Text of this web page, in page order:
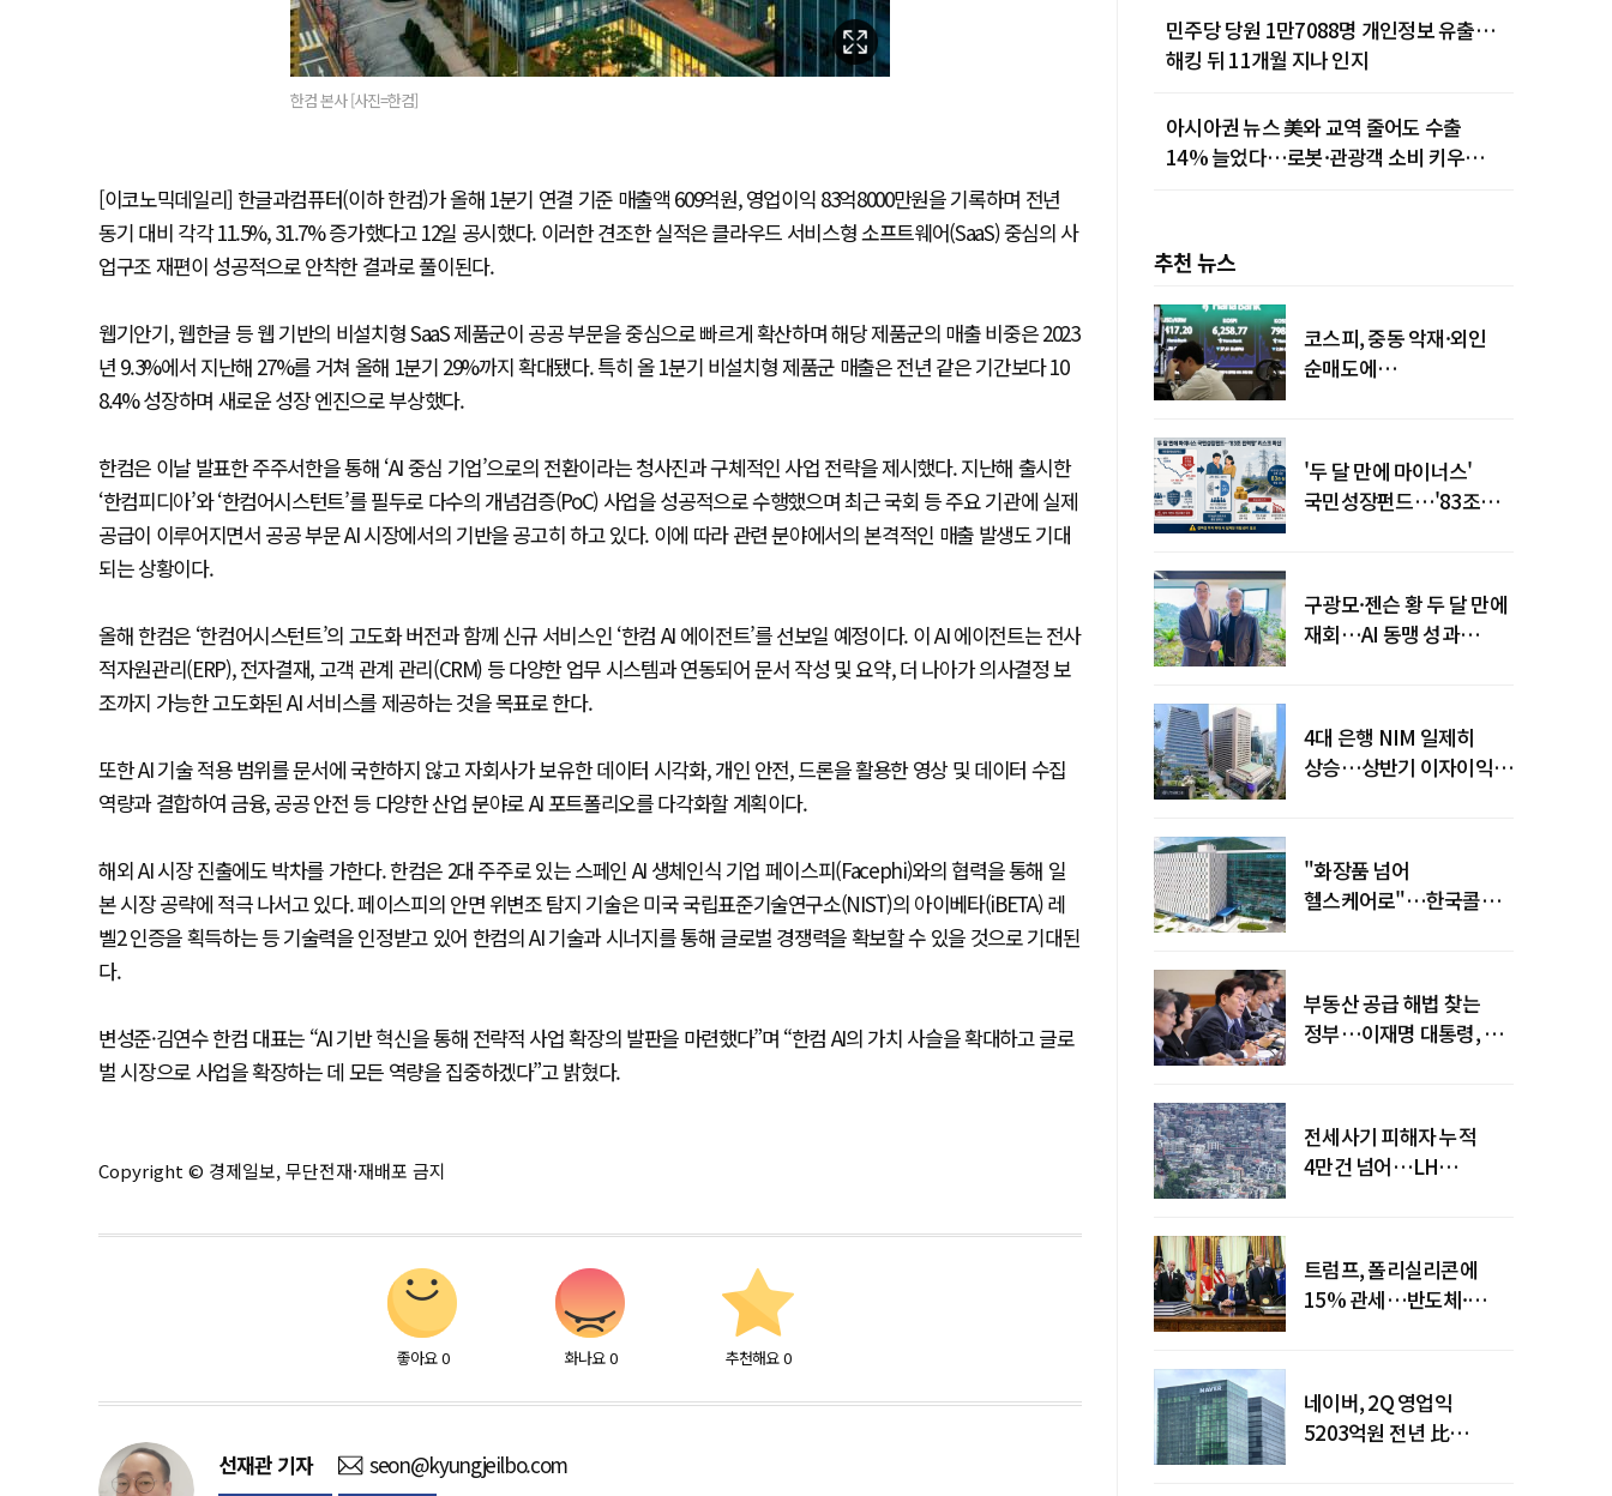
한컴 본사 [사진=한컴]
[이코노믹데일리] 한글과컴퓨터(이하 한컴)가 올해 1분기 연결 기준 매출액 609억원, 영업이익 83억8000만원을 기록하며 전년
동기 대비 각각 11.5%, 31.7% 증가했다고 12일 공시했다. 이러한 견조한 실적은 클라우드 서비스형 소프트웨어(SaaS) 중심의 사
업구조 재편이 성공적으로 안착한 결과로 풀이된다.
웹기안기, 웹한글 등 웹 기반의 비설치형 SaaS 제품군이 공공 부문을 중심으로 빠르게 확산하며 해당 제품군의 매출 비중은 2023
년 9.3%에서 지난해 27%를 거쳐 올해 1분기 29%까지 확대됐다. 특히 올 1분기 비설치형 제품군 매출은 전년 같은 기간보다 10
8.4% 성장하며 새로운 성장 엔진으로 부상했다.
한컴은 이날 발표한 주주서한을 통해 ‘AI 중심 기업’으로의 전환이라는 청사진과 구체적인 사업 전략을 제시했다. 지난해 출시한
‘한컴피디아’와 ‘한컴어시스턴트’를 필두로 다수의 개념검증(PoC) 사업을 성공적으로 수행했으며 최근 국회 등 주요 기관에 실제
공급이 이루어지면서 공공 부문 AI 시장에서의 기반을 공고히 하고 있다. 이에 따라 관련 분야에서의 본격적인 매출 발생도 기대
되는 상황이다.
올해 한컴은 ‘한컴어시스턴트’의 고도화 버전과 함께 신규 서비스인 ‘한컴 AI 에이전트’를 선보일 예정이다. 이 AI 에이전트는 전사
적자원관리(ERP), 전자결재, 고객 관계 관리(CRM) 등 다양한 업무 시스템과 연동되어 문서 작성 및 요약, 더 나아가 의사결정 보
조까지 가능한 고도화된 AI 서비스를 제공하는 것을 목표로 한다.
또한 AI 기술 적용 범위를 문서에 국한하지 않고 자회사가 보유한 데이터 시각화, 개인 안전, 드론을 활용한 영상 및 데이터 수집
역량과 결합하여 금융, 공공 안전 등 다양한 산업 분야로 AI 포트폴리오를 다각화할 계획이다.
해외 AI 시장 진출에도 박차를 가한다. 한컴은 2대 주주로 있는 스페인 AI 생체인식 기업 페이스피(Facephi)와의 협력을 통해 일
본 시장 공략에 적극 나서고 있다. 페이스피의 안면 위변조 탐지 기술은 미국 국립표준기술연구소(NIST)의 아이베타(iBETA) 레
벨2 인증을 획득하는 등 기술력을 인정받고 있어 한컴의 AI 기술과 시너지를 통해 글로벌 경쟁력을 확보할 수 있을 것으로 기대된
다.
변성준·김연수 한컴 대표는 “AI 기반 혁신을 통해 전략적 사업 확장의 발판을 마련했다”며 “한컴 AI의 가치 사슬을 확대하고 글로
벌 시장으로 사업을 확장하는 데 모든 역량을 집중하겠다”고 밝혔다.
Copyright © 경제일보, 무단전재·재배포 금지
좋아요 0 화나요 0 추천해요 0
선재관 기자 seon@kyungjeilbo.com
민주당 당원 1만7088명 개인정보 유출…
해킹 뒤 11개월 지나 인지
아시아권 뉴스 美와 교역 줄어도 수출
14% 늘었다…로봇·관광객 소비 키우는
추천 뉴스
코스피, 중동 악재·외인
순매도에
'두 달 만에 마이너스'
국민성장펀드…'83조
구광모·젠슨 황 두 달 만에
재회…AI 동맹 성과
4대 은행 NIM 일제히
상승…상반기 이자이익
"화장품 넘어
헬스케어로"…한국콜마,
부동산 공급 해법 찾는
정부…이재명 대통령, 2차
전세사기 피해자 누적
4만건 넘어…LH
트럼프, 폴리실리콘에
15% 관세…반도체·
네이버, 2Q 영업익
5203억원 전년 比